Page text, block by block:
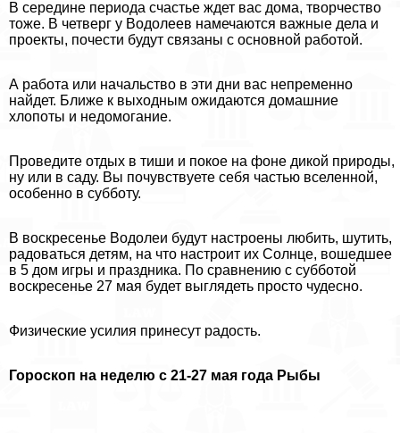
В середине периода счастье ждет вас дома, творчество
тоже. В четверг у Водолеев намечаются важные дела и
проекты, почести будут связаны с основной работой.
А работа или начальство в эти дни вас непременно
найдет. Ближе к выходным ожидаются домашние
хлопоты и недомогание.
Проведите отдых в тиши и покое на фоне дикой природы,
ну или в саду. Вы почувствуете себя частью вселенной,
особенно в субботу.
В воскресенье Водолеи будут настроены любить, шутить,
радоваться детям, на что настроит их Солнце, вошедшее
в 5 дом игры и праздника. По сравнению с субботой
воскресенье 27 мая будет выглядеть просто чудесно.
Физические усилия принесут радость.
Гороскоп на неделю с 21-27 мая года Рыбы